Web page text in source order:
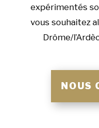
expérimentés
vous souhaitez
Drôme/
NOUS